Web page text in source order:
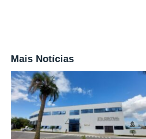
Mais Notícias